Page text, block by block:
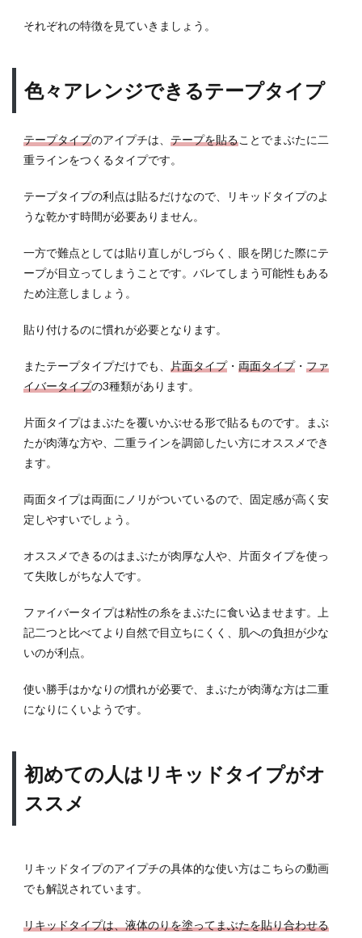
知り
たい
プチ
3.2
テー
イプ
でア
イプ
する
際の
注意
点
3.3
イバ
ータ
イプ
イプ
チを
注意
リキ
ッド
イプ
チ注
意点
アイ
プチ
コツ
うと
きに
して
それぞれの特徴を見ていきましょう。
色々アレンジできるテープタイプ
テープタイプのアイプチは、 テープを貼ることでまぶたに二
重ラインをつくるタイプです。
テープタイプの利点は貼るだけなので、リキッドタイプのよ
うな乾かす時間が必要ありません。
一方で難点としては貼り直しがしづらく、眼を閉じた際にテ
ープが目立ってしまうことです。バレてしまう可能性もある
ため注意しましょう。
貼り付けるのに慣れが必要となります。
またテープタイプだけでも、 片面タイプ・ 両面タイプ・ ファ
イバータイプの3種類があります。
片面タイプはまぶたを覆いかぶせる形で貼るものです。まぶ
たが肉薄な方や、二重ラインを調節したい方にオススメでき
ます。
両面タイプは両面にノリがついているので、固定感が高く安
定しやすいでしょう。
オススメできるのはまぶたが肉厚な人や、片面タイプを使っ
て失敗しがちな人です。
ファイバータイプは粘性の糸をまぶたに食い込ませます。上
記二つと比べてより自然で目立ちにくく、肌への負担が少な
いのが利点。
使い勝手はかなりの慣れが必要で、まぶたが肉薄な方は二重
になりにくいようです。
初めての人はリキッドタイプがオ
ススメ
リキッドタイプのアイプチの具体的な使い方はこちらの動画
でも解説されています。
リキッドタイプは、液体のりを塗ってまぶたを貼り合わせる